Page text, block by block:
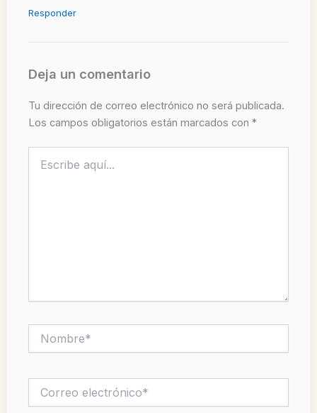
Responder
Deja un comentario
Tu dirección de correo electrónico no será publicada.
Los campos obligatorios están marcados con *
aquí...
electrónico*